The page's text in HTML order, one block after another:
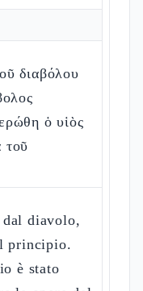
διαβόλου
ὁ υἱὸς
τοῦ
diavolo,
principio.
è stato